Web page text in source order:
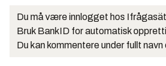
Du må være innlogget hos
Bruk BankID for automatisk
Du kan kommentere under fullt navn